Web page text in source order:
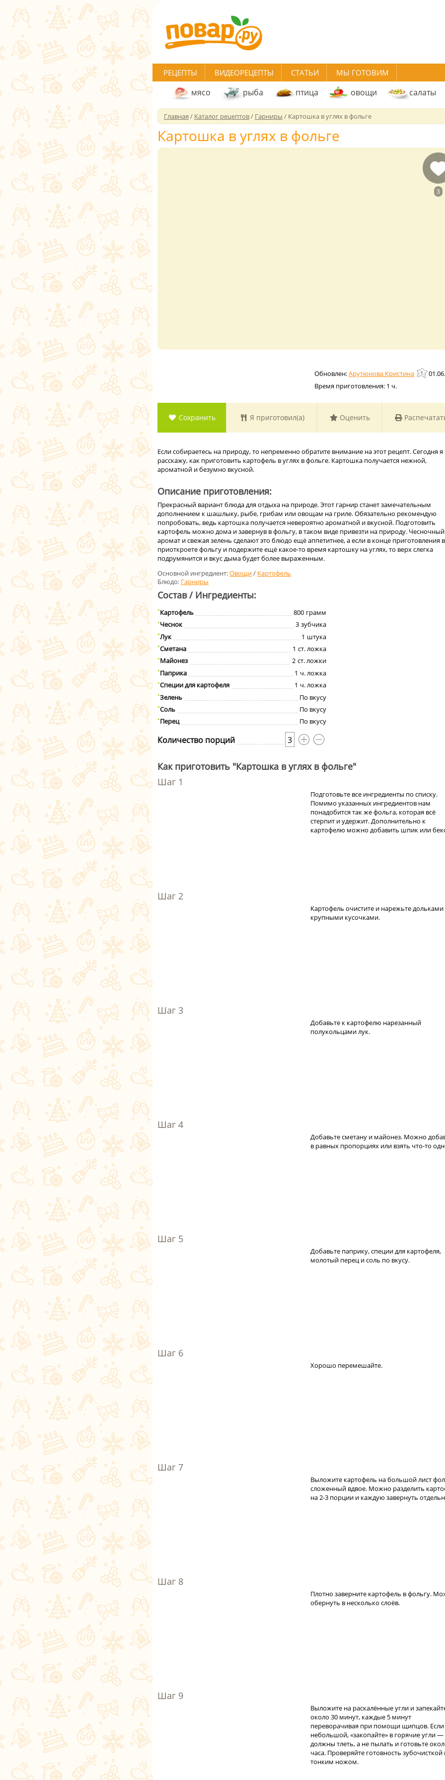
РЕЦЕПТЫ ВИДЕОРЕЦЕПТЫ СТАТЬИ МЫ ГОТОВИМ
мясо рыба птица овощи салаты
Главная / Каталог рецептов/ Гарниры / Картошка в углях в фольге
Картошка в углях в фольге
3
Арутюнова Кристина
Время приготовления: 1 ч.
Сохранить Я приготовил(а) Оценить
Если собираетесь на природу, то непременно обратите внимание на этот рецепт. Сегодня я
расскажу, как приготовить картофель в углях в фольге. Картошка получается нежной,
ароматной и безумно вкусной.
Описание приготовления:
Прекрасный вариант блюда для отдыха на природе. Этот гарнир станет замечательным
дополнением к шашлыку, рыбе, грибам или овощам на гриле. Обязательно рекомендую
попробовать, ведь картошка получается невероятно ароматной и вкусной. Подготовить
картофель можно дома и завернув в фольгу, в таком виде привезти на природу. Чесночный
аромат и свежая зелень сделают это блюдо ещё аппетитнее, а если в конце приготовления
приоткроете фольгу и подержите ещё какое-то время картошку на углях, то верх слегка
подрумянится и вкус дыма будет более выраженным.
Основной ингредиент:Овощи/ Картофель
Блюдо: Гарниры
Состав / Ингредиенты:
Картофель 800 грамм
Чеснок
3 зубчика
Лук
1 штука
Сметана
1 ст. ложка
Майонез
2 ст. ложки
Паприка
1 ч. ложка
Специи для картофеля
1 ч. ложка
Зелень
По вкусу
Соль
По вкусу
Перец
По вкусу
Количество порций 3
Как приготовить "Картошка в углях в фольге"
Подготовьте все ингредиенты по списку.
Помимо указанных ингредиентов нам
понадобится так же фольга, которая всё
стерпит и удержит. Дополнительно к
картофелю можно добавить шпик или
Картофель очистите и нарежьте
крупными кусочками.
Добавьте к картофелю нарезанный
полукольцами лук.
Добавьте сметану и майонез. Можно
в равных пропорциях или взять что-то
Добавьте паприку, специи для картофеля,
молотый перец и соль по вкусу.
Хорошо перемешайте.
Выложите картофель на большой лист
сложенный вдвое. Можно разделить
на 2-3 порции и каждую завернуть
Плотно заверните картофель в фольгу.
обернуть в несколько слоёв.
Выложите на раскалённые угли и
около 30 минут, каждые 5 минут
переворачивая при помощи щипцов.
небольшой, «закопайте» в горячие угли
должны тлеть, а не пылать и готовьте
часа. Проверяйте готовность зубочисткой
тонким ножом.